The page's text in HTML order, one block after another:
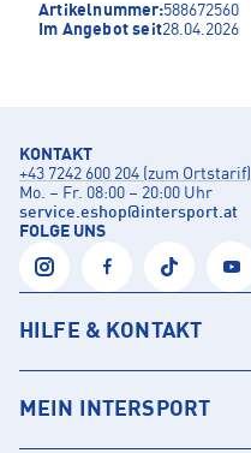
Artikelnummer:588672560
Im Angebot seit28.04.2026
KONTAKT
+43 7242 600 204 (zum Ortstarif)
Mo. – Fr. 08:00 – 20:00 Uhr
service.eshop@intersport.at
FOLGE UNS
HILFE & KONTAKT
MEIN INTERSPORT